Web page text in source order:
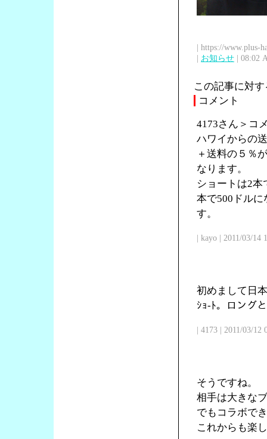
| https://www.plus-
| お知らせ | 08:02
この記事に対
コメント
4173さん＞コ
ハワイからの
＋送料の５％
なります。
ショートは2本
本で500ドル
す。
| kayo | 2011/03/14
初めまして日
ｼｮ-ﾄ。ロング
| 4173 | 2011/03/12
そうですね。
相手は大きな
でもコラボで
これからも楽